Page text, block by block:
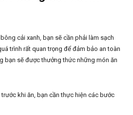
cải xanh, bạn sẽ cần phải làm sạch
trình rất quan trọng để đảm bảo an toàn
bạn sẽ được thưởng thức những món ăn
khi ăn, bạn cần thực hiện các bước